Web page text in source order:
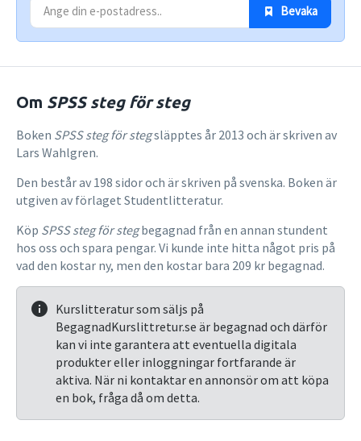
Bevaka
Om SPSS steg för steg
Boken SPSS steg för stegsläpptes år 2013 och är skriven av
Lars Wahlgren.
Den består av 198 sidor och är skriven på svenska. Boken är
utgiven av förlaget Studentlitteratur.
Köp SPSS steg för stegbegagnad från en annan stundent
hos oss och spara pengar. Vi kunde inte hitta något pris på
vad den kostar ny, men den kostar bara 209 kr begagnad.
Kurslitteratur som säljs på
BegagnadKurslittretur.se är begagnad och därför
kan vi inte garantera att eventuella digitala
produkter eller inloggningar fortfarande är
aktiva. När ni kontaktar en annonsör om att köpa
en bok, fråga då om detta.